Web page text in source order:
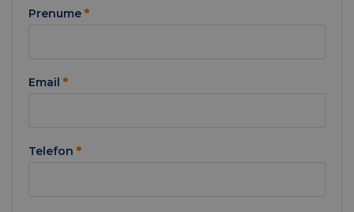
Prenume *
Email *
Telefon *